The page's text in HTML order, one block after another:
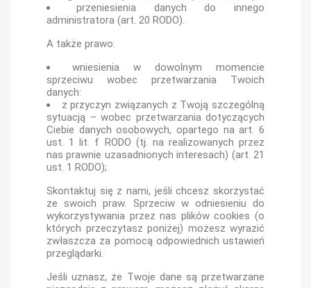
przeniesienia danych do innego
administratora (art. 20 RODO).
A także prawo:
wniesienia w dowolnym momencie
sprzeciwu wobec przetwarzania Twoich
danych:
z przyczyn związanych z Twoją szczególną
sytuacją – wobec przetwarzania dotyczących
Ciebie danych osobowych, opartego na art. 6
ust. 1 lit. f RODO (tj. na realizowanych przez
nas prawnie uzasadnionych interesach) (art. 21
ust. 1 RODO);
Skontaktuj się z nami, jeśli chcesz skorzystać
ze swoich praw. Sprzeciw w odniesieniu do
wykorzystywania przez nas plików cookies (o
których przeczytasz poniżej) możesz wyrazić
zwłaszcza za pomocą odpowiednich ustawień
przeglądarki.
Jeśli uznasz, że Twoje dane są przetwarzane